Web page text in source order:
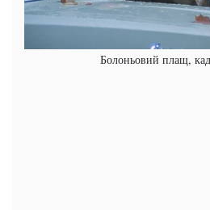
Болоньовий плащ,